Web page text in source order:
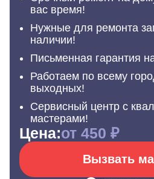
вас время!
Нужные для ремонта
наличии!
Письменная гарантия
Работаем по всему
выходных!
Сервисный центр с
мастерами!
Цена:от 450 ₽
Вызвать